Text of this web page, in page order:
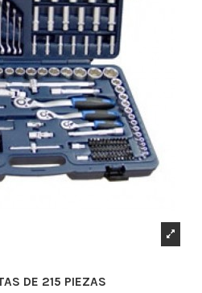
DE 215 PIEZAS